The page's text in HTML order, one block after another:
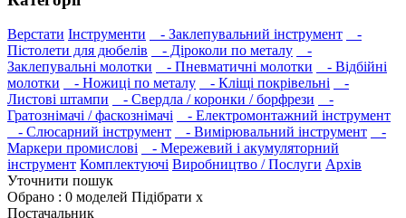
Верстати Інструменти - Заклепувальний інструмент
-
Пістолети для дюбелів
- Діроколи по металу
-
Заклепувальні молотки
- Пневматичні молотки
- Відбійні
молотки
- Ножиці по металу - Кліщі покрівельні
-
Листові штампи
- Свердла / коронки / борфрези
-
Гратознімачі / фаскознімачі
- Електромонтажний інструмент
- Слюсарний інструмент
- Вимірювальний інструмент
-
Маркери промислові
- Мережевий і акумуляторний
інструмент Комплектуючі Виробництво / Послуги Архів
Уточнити пошук
Обрано : 0 моделей Підібрати x
Постачальник